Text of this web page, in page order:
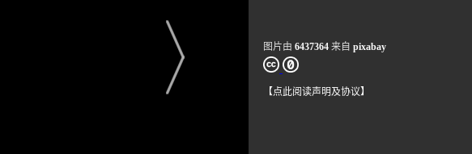
图片由 6437364 来自 pixabay
【点此阅读声明及协议】